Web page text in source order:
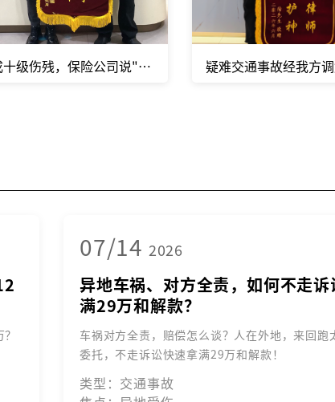
解到账！
级伤残，保险公司说"已经赔过了，一次性了结"，怎么
疑难交通事故经我方
07/14 2026
异地车祸、对方全责，如何不走诉
满29万和解款？
车祸对方全责，赔偿怎么谈？人在外地，来回跑
委托，不走诉讼快速拿满29万和解款！
类型：交通事故